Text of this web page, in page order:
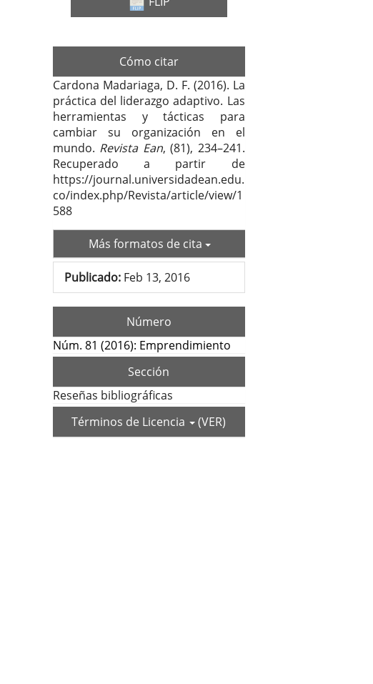
Cómo citar
Cardona Madariaga, D. F. (2016). La
práctica del liderazgo adaptivo. Las
herramientas y tácticas para
cambiar su organización en el
mundo. Revista Ean, (81), 234–241.
Recuperado a partir de
https://journal.universidadean.edu.
co/index.php/Revista/article/view/1
588
Más formatos de cita
Publicado: Feb 13, 2016
Número
Núm. 81 (2016): Emprendimiento
Sección
Reseñas bibliográficas
Términos de Licencia
(VER)